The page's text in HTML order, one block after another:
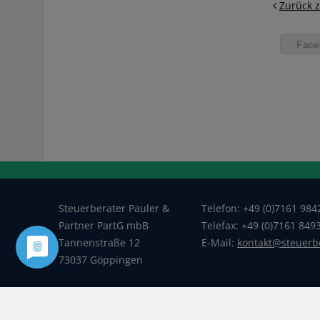
Zurück
Steuerberater Pauler &
Partner PartG mbB
Tannenstraße 12
73037 Göppingen
Telefon: +49 (0)7161
Telefax: +49 (0)7161
E-Mail: